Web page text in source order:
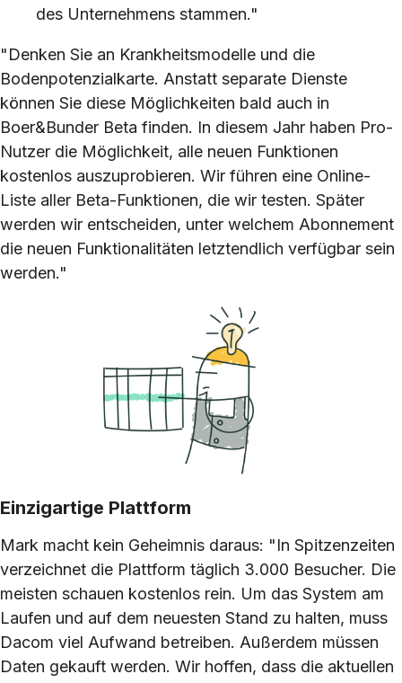
des Unternehmens stammen."
"Denken Sie an Krankheitsmodelle und die
Bodenpotenzialkarte. Anstatt separate Dienste
können Sie diese Möglichkeiten bald auch in
Boer&Bunder Beta finden. In diesem Jahr haben Pro-
Nutzer die Möglichkeit, alle neuen Funktionen
kostenlos auszuprobieren. Wir führen eine Online-
Liste aller Beta-Funktionen, die wir testen. Später
werden wir entscheiden, unter welchem Abonnement
die neuen Funktionalitäten letztendlich verfügbar sein
werden."
Einzigartige Plattform
Mark macht kein Geheimnis daraus: "In Spitzenzeiten
verzeichnet die Plattform täglich 3.000 Besucher. Die
meisten schauen kostenlos rein. Um das System am
Laufen und auf dem neuesten Stand zu halten, muss
Dacom viel Aufwand betreiben. Außerdem müssen
Daten gekauft werden. Wir hoffen, dass die aktuellen